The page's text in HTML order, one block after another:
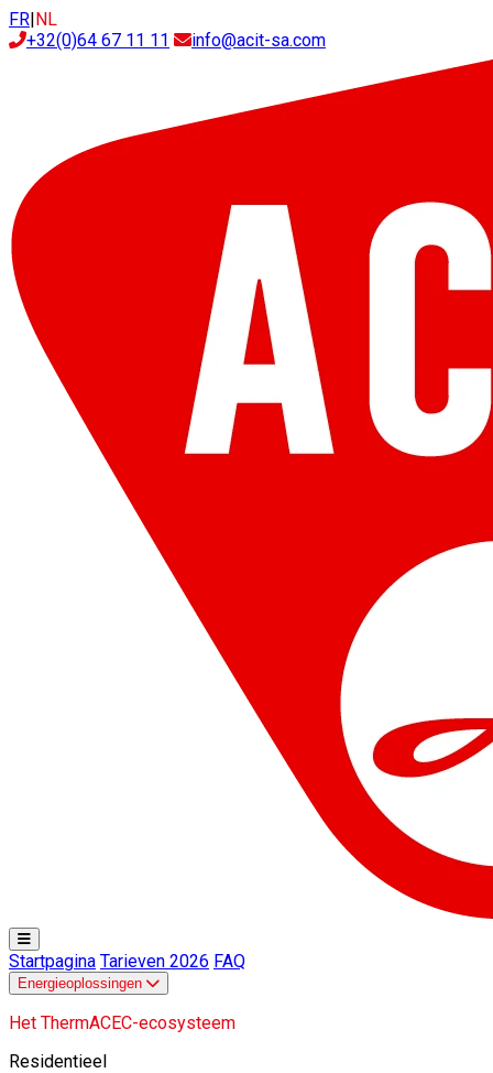
FR|NL
+32(0)64 67 11 11
info@acit-sa.com
Startpagina Tarieven 2026 FAQ
Energieoplossingen
Het ThermACEC-ecosysteem
Residentieel